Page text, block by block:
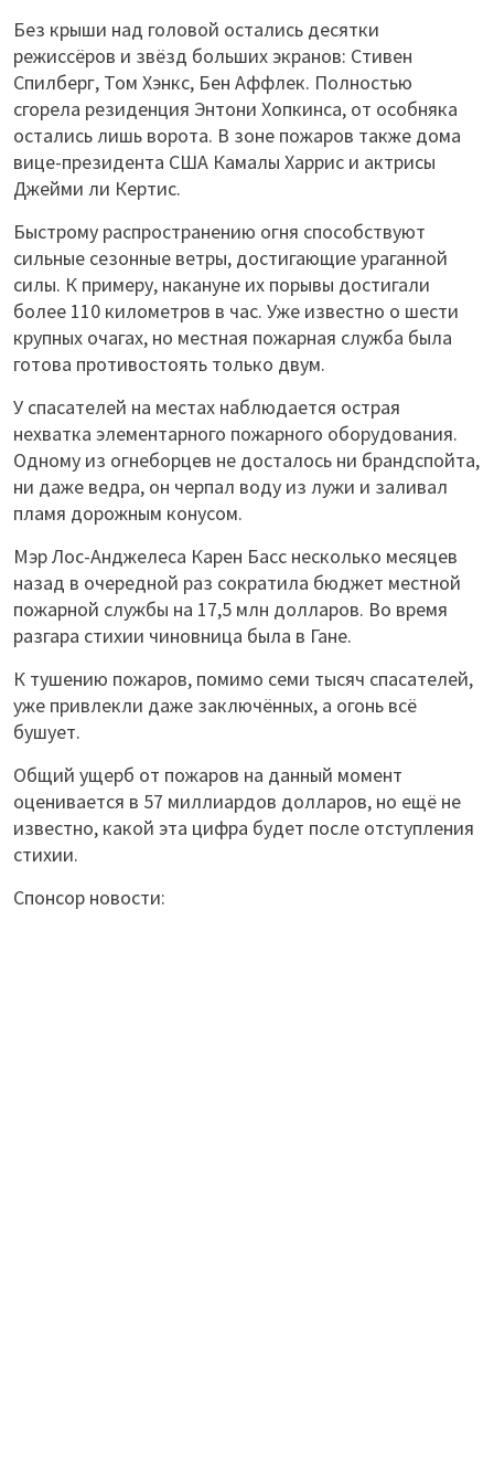
Без крыши над головой остались десятки
режиссёров и звёзд больших экранов: Стивен
Спилберг, Том Хэнкс, Бен Аффлек. Полностью
сгорела резиденция Энтони Хопкинса, от особняка
остались лишь ворота. В зоне пожаров также дома
вице-президента США Камалы Харрис и актрисы
Джейми ли Кертис.
Быстрому распространению огня способствуют
сильные сезонные ветры, достигающие ураганной
силы. К примеру, накануне их порывы достигали
более 110 километров в час. Уже известно о шести
крупных очагах, но местная пожарная служба была
готова противостоять только двум.
У спасателей на местах наблюдается острая
нехватка элементарного пожарного оборудования.
Одному из огнеборцев не досталось ни брандспойта,
ни даже ведра, он черпал воду из лужи и заливал
пламя дорожным конусом.
Мэр Лос-Анджелеса Карен Басс несколько месяцев
назад в очередной раз сократила бюджет местной
пожарной службы на 17,5 млн долларов. Во время
разгара стихии чиновница была в Гане.
К тушению пожаров, помимо семи тысяч спасателей,
уже привлекли даже заключённых, а огонь всё
бушует.
Общий ущерб от пожаров на данный момент
оценивается в 57 миллиардов долларов, но ещё не
известно, какой эта цифра будет после отступления
стихии.
Спонсор новости: